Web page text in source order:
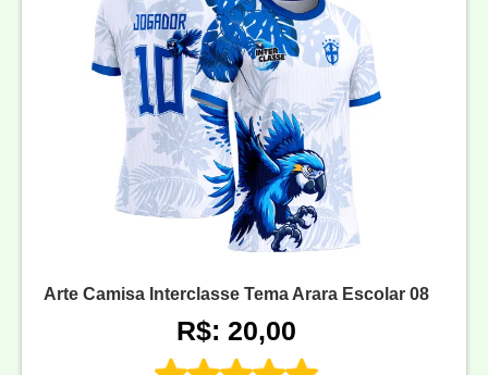
Arte Camisa Interclasse Tema Arara Escolar 08
R$: 20,00